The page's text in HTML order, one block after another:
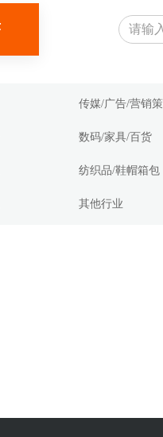
传媒/广告/营销策
数码/家具/百货
纺织品/鞋帽箱包
其他行业